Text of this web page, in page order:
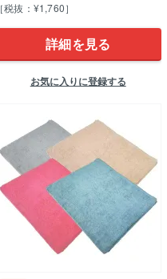
［税抜：¥1,760］
詳細を見る
お気に入りに登録する